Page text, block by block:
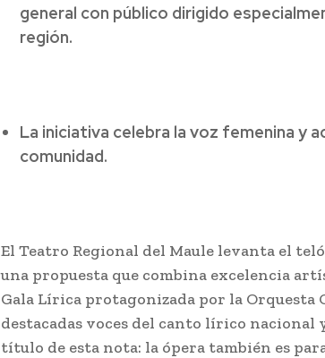
general con público dirigido
región.
La iniciativa celebra la voz femenina y
comunidad.
El Teatro Regional del Maule levanta el
una propuesta que combina excelencia
Gala Lírica protagonizada por la Orquesta
destacadas voces del canto lírico nacional
título de esta nota: la ópera también es